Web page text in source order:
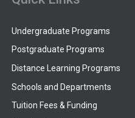
Undergraduate Programs
Postgraduate Programs
Distance Learning Programs
Schools and Departments
Tuition Fees & Funding